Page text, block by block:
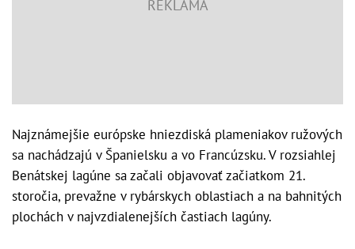
Najznámejšie európske hniezdiská plameniakov ružových
sa nachádzajú v Španielsku a vo Francúzsku. V rozsiahlej
Benátskej lagúne sa začali objavovať začiatkom 21.
storočia, prevažne v rybárskych oblastiach a na bahnitých
plochách v najvzdialenejších častiach lagúny.